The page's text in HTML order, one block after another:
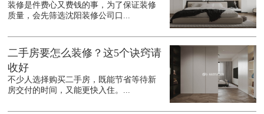
装修是件费心又费钱的事，为了保证装修
质量，会先筛选沈阳装修公司口...
二手房要怎么装修？这5个诀窍请
收好
不少人选择购买二手房，既能节省等待新
房交付的时间，又能更快入住。...